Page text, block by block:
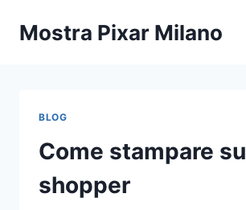
Mostra Pixar Milano
BLOG
Come stampare su
shopper